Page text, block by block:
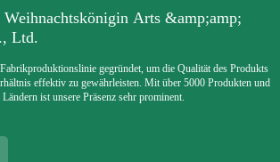
Weihnachtskönigin Arts &amp;amp;
Ltd.
gegründet, um die Qualität des Produkts
effektiv zu gewährleisten. Mit über 5000 Produkten und
ist unsere Präsenz sehr prominent.